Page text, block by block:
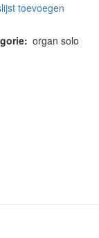
toevoegen
organ solo